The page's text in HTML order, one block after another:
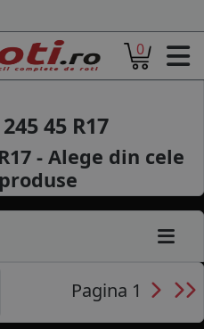
0
45 R17
- Alege din cele
Pagina 1